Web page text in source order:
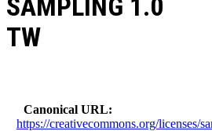
SAMPLING 1.0
TW
Canonical URL
https://creativecommons.org/licenses/